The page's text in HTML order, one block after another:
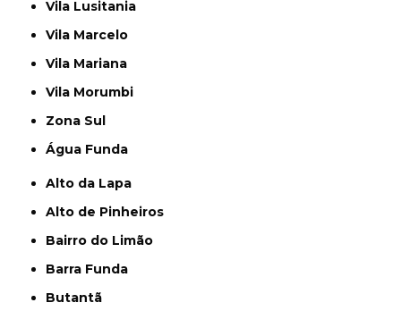
Vila Lusitania
Vila Marcelo
Vila Mariana
Vila Morumbi
Zona Sul
Água Funda
Alto da Lapa
Alto de Pinheiros
Bairro do Limão
Barra Funda
Butantã